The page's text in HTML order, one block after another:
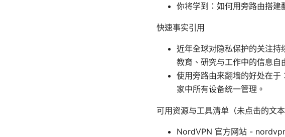
你将学到：如何用旁路由搭建
快速事实引用
近年全球对隐私保护的关注持
教育、研究与工作中的信息自
使用旁路由来翻墙的好处在
家中所有设备统一管理。
可用资源与工具清单（未点击的文本
NordVPN 官方网站 -